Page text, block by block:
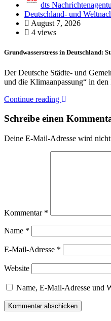
dts
Deutschland- und
August 7, 2026
4 views
Grundwasserstress in Deutschland:
Der Deutsche Städte- und
und die Klimaanpassung“ in
Continue reading
Schreibe einen
Deine E-Mail-Adresse wird
Kommentar *
Name *
E-Mail-Adresse *
Website
Name, E-Mail-Adresse und